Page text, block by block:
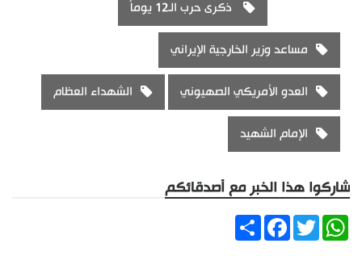
ذكرى حرب الـ12 يوماً
مساعد وزير الخارجية الإيراني
العدو الأمريكي الصهيوني الشهداء العظام
الإمام الشهيد
شاركوا هذا الخبر مع أصدقائكم
ShareFacebookTwitter
WhatsApp